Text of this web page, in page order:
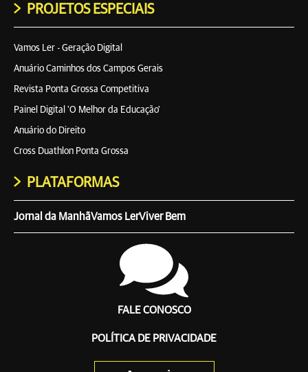
PROJETOS ESPECIAIS
Vamos Ler - Geração Digital
Anuário Caminhos dos Campos Gerais
Revista Ponta Grossa Competitiva
Painel Digital 'O Melhor da Educação'
Anuário do Direito
Cross Duathlon Ponta Grossa
PLATAFORMAS
Jornal da ManhãVamos LerViver Bem
FALE CONOSCO
POLÍTICA DE PRIVACIDADE